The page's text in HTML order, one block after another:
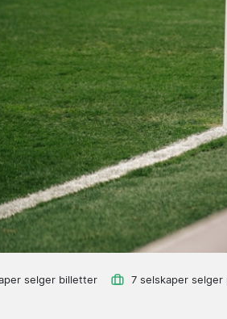
selger billetter 7 selskaper selger